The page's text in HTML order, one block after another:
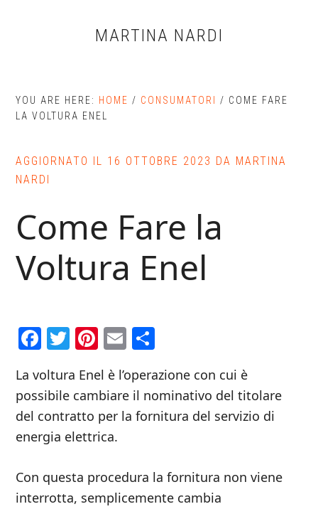
MARTINA NARDI
YOU ARE HERE: HOME / CONSUMATORI / COME FARE
LA VOLTURA ENEL
AGGIORNATO IL 16 OTTOBRE 2023 DA MARTINA
NARDI
Come Fare la
Voltura Enel
Facebook
TwitterPinterest
Email
La voltura Enel è l’operazione con cui è
possibile cambiare il nominativo del titolare
del contratto per la fornitura del servizio di
energia elettrica.
Con questa procedura la fornitura non viene
interrotta, semplicemente cambia